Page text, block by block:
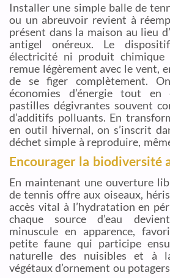
Installer une simple balle de
ou un abreuvoir revient à
présent dans la maison au lieu
antigel onéreux. Le
électricité ni produit
remue légèrement avec le vent,
de se figer complètement.
économies d’énergie tout en
pastilles dégivrantes souvent
d’additifs polluants. En
en outil hivernal, on s’inscrit
déchet simple à reproduire,
Encourager la biodiversité
En maintenant une ouverture
de tennis offre aux oiseaux,
accès vital à l’hydratation en
chaque source d’eau
minuscule en apparence,
petite faune qui participe
naturelle des nuisibles et à
végétaux d’ornement ou